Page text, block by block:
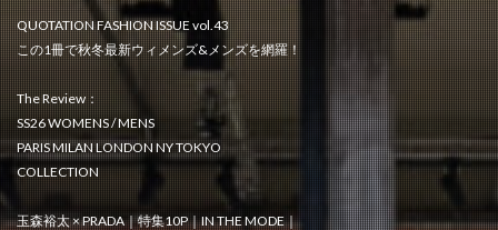
QUOTATION FASHION ISSUE vol.43
この1冊で秋冬最新ウィメンズ&メンズを網羅！
The Review：
SS26 WOMENS / MENS
PARIS MILAN LONDON NY TOKYO
COLLECTION
玉森裕太 × PRADA｜特集10P｜IN THE MODE｜